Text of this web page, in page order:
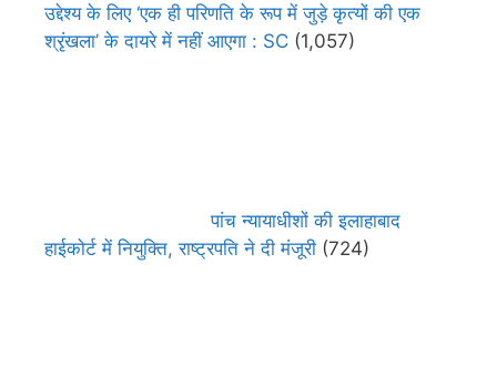
उद्देश्य के लिए ‘एक ही परिणति के रूप में जुड़े कृत्यों की एक
श्रृंखला’ के दायरे में नहीं आएगा : SC (1,057)
पांच न्यायाधीशों की इलाहाबाद
हाईकोर्ट में नियुक्ति, राष्ट्रपति ने दी मंजूरी (724)